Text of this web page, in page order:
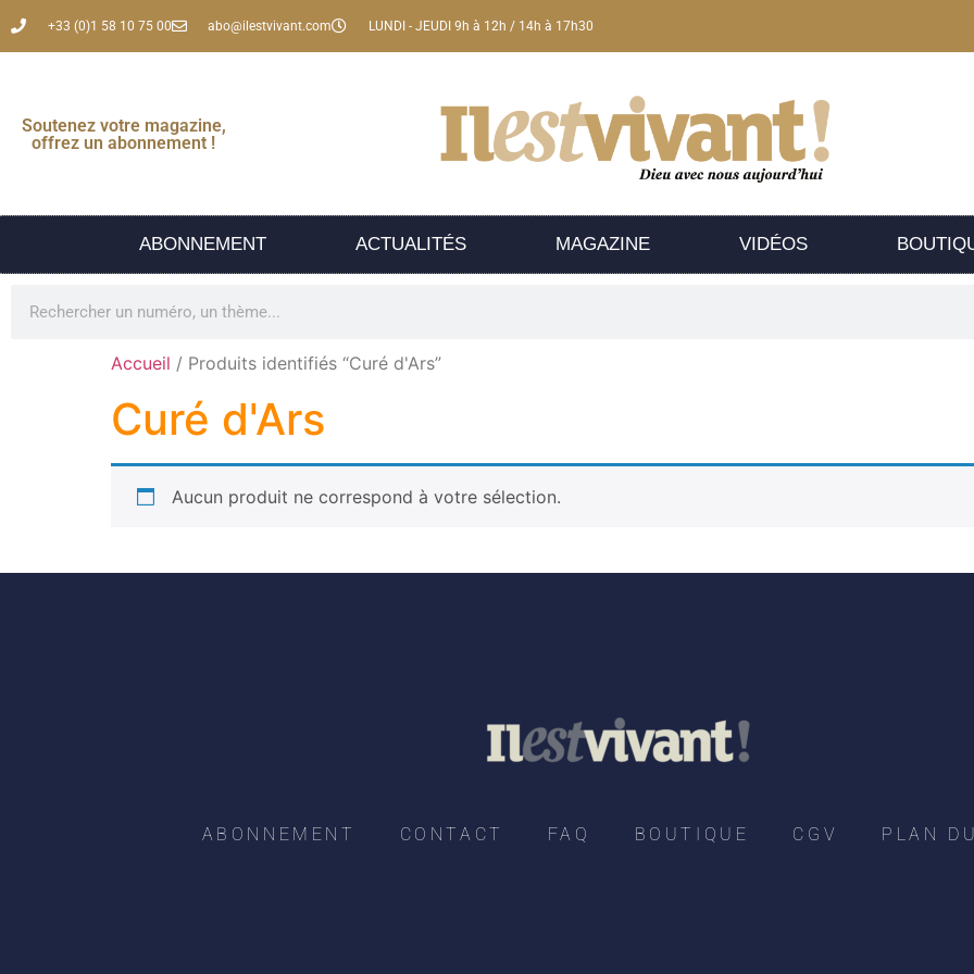
+33 (0)1 58 10 75 00 abo@ilestvivant.com LUNDI - JEUDI 9h à 12h / 14h à 17h30
Soutenez votre magazine,
offrez un abonnement !
ABONNEMENT ACTUALITÉS MAGAZINE VIDÉOS
Accueil / Produits identifiés “Curé d'Ars”
Curé d'Ars
Aucun produit ne correspond à votre sélection.
ABONNEMENT CONTACT FAQ BOUTIQUE CGV PLAN